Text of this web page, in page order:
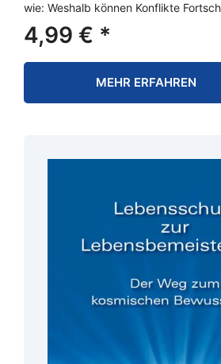
wie: Weshalb können Konflikte
4,99 € *
MEHR ERFAHREN